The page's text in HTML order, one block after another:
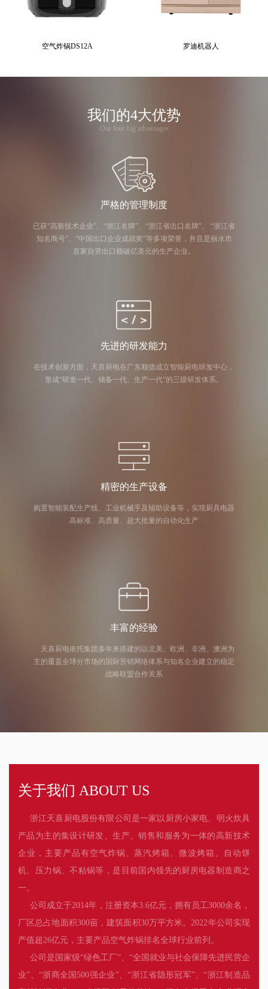
空气炸锅DS12A 罗迪机器人
我们的4大优势
Our four big advantages
严格的管理制度
已获“高新技术企业”、“浙江名牌”、“浙江省出口名牌”、 “浙江省
知名商号”、“中国出口企业成就奖”等多项荣誉，并且是丽水市
首家自营出口额破亿美元的生产企业。
先进的研发能力
在技术创新方面，天喜厨电在广东顺德成立智能厨电研发中心，
形成“研发一代、储备一代、生产一代”的三级研发体系。
精密的生产设备
购置智能装配生产线、工业机械手及辅助设备等，实现厨具电器
高标准、高质量、超大批量的自动化生产
丰富的经验
天喜厨电依托集团多年来搭建的以北美、欧洲、非洲、澳洲为
主的覆盖全球分市场的国际营销网络体系与知名企业建立的稳定
战略联盟合作关系
关于我们 ABOUT US
浙江天喜厨电股份有限公司是一家以厨房小家电、明火炊具
产品为主的集设计研发、生产、销售和服务为一体的高新技术
企业，主要产品有空气炸锅、蒸汽烤箱、微波烤箱、自动饼
机、压力锅、不粘锅等，是目前国内领先的厨房电器制造商之
一。
公司成立于2014年，注册资本3.6亿元，拥有员工3000余名，
厂区总占地面积300亩，建筑面积30万平方米。2022年公司实现
产值超26亿元，主要产品空气炸锅排名全球行业前列。
公司是国家级“绿色工厂”、“全国就业与社会保障先进民营企
业”、“浙商全国500强企业”、“浙江省隐形冠军”、“浙江制造品